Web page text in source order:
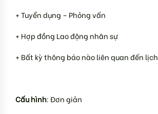
+ Tuyển dụng – Phỏng vấn
+ Hợp đồng Lao động nhân sự
+ Bất kỳ thông báo nào liên quan đến lịch
Cấu hình: Đơn giản